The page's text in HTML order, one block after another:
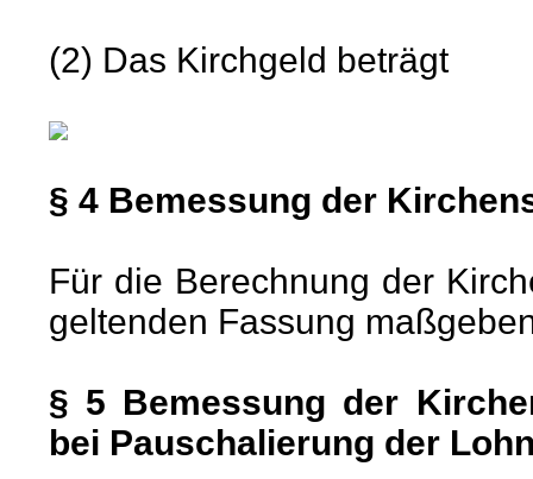
(2) Das Kirchgeld beträgt
§ 4 Bemessung der
Für die Berechnung der
geltenden Fassung
§ 5 Bemessung der
bei Pauschalierung der